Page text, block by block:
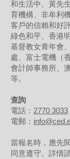
和生活中。黃先
育機構、非牟利
客戶的信賴和好
綠色和平、香港
基督教女青年會
處、富士電機（
會計師事務所、
等。
查詢
電話： 2770 3033
電郵：
當報名時，應先
同意遵守。詳情